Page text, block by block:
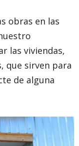
obras en las
las viviendas,
que sirven para
de alguna